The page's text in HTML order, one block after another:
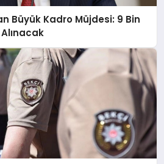
Büyük Kadro Müjdesi: 9 Bin
Alınacak